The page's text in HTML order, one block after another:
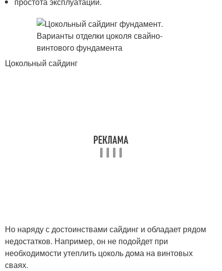
Цокольный сайдинг
Но наряду с достоинствами сайдинг и обладает рядом
недостатков. Например, он не подойдет при
необходимости утеплить цоколь дома на винтовых
сваях.